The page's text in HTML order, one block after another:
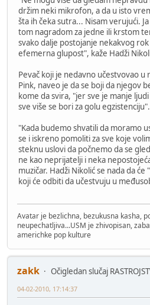
držim neki mikrofon, a da u isto
šta ih čeka sutra... Nisam verujući.
tom nagradom za jedne ili krstom
svako dalje postojanje nekakvog
efemerna glupost", kaže Hadži
Pevač koji je nedavno učestvovao u
Pink, naveo je da se boji da njegov
kome da svira, "jer sve je manje
sve više se bori za golu egzistenciju".
"Kada budemo shvatili da moramo
se i iskreno pomoliti za sve koje
steknu uslovi da počnemo da se
ne kao neprijatelji i neka
muzičar. Hadži Nikolić se nada da
koji će odbiti da učestvuju u
Avatar je bezlichna, bezukusna kasha,
neupechatljiva...USM je zhivopisan,
americhke pop kulture
zakk
Očigledan slučaj
04-02-2010, 17:14:37